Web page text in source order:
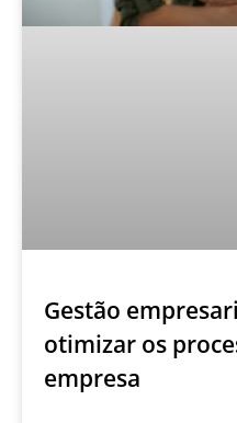
Gestão
otimizar os
empresa